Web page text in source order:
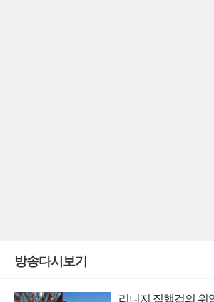
방송다시보기
리니지 집행검의 위